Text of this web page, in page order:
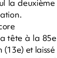
la
tête à la
et laissé